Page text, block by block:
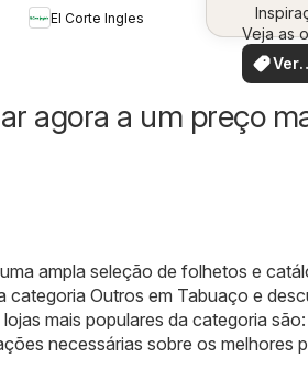
El Corte Ingles
Veja as
pertoVer
agora a um preço
ampla seleção de folhetos e
categoria Outros em Tabuaço e
mais populares da categoria
necessárias sobre os melhores